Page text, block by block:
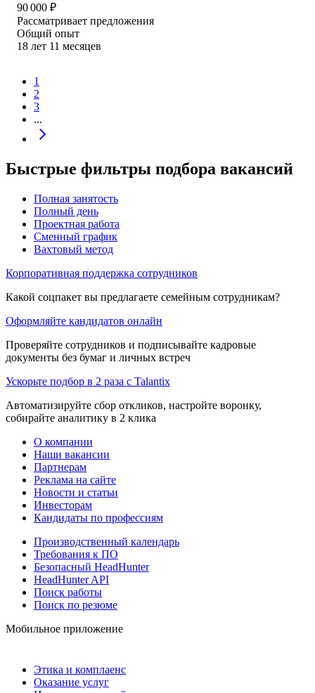
90 000 ₽
Рассматривает предложения
Общий опыт
18 лет 11 месяцев
1
2
3
...
Быстрые фильтры подбора вакансий
Полная занятость
Полный день
Проектная работа
Сменный график
Вахтовый метод
Корпоративная поддержка сотрудников
Какой соцпакет вы предлагаете семейным сотрудникам?
Оформляйте кандидатов онлайн
Проверяйте сотрудников и подписывайте кадровые
документы без бумаг и личных встреч
Ускорьте подбор в 2 раза с Talantix
Автоматизируйте сбор откликов, настройте воронку,
собирайте аналитику в 2 клика
О компании
Наши вакансии
Партнерам
Реклама на сайте
Новости и статьи
Инвесторам
Кандидаты по профессиям
Производственный календарь
Требования к ПО
Безопасный HeadHunter
HeadHunter API
Поиск работы
Поиск по резюме
Мобильное приложение
Этика и комплаенс
Оказание услуг